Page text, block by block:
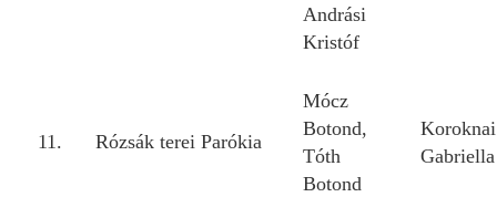
Andrási
Kristóf
11. Rózsák terei Parókia
Mócz
Botond,
Tóth
Botond
Koroknai
Gabriella